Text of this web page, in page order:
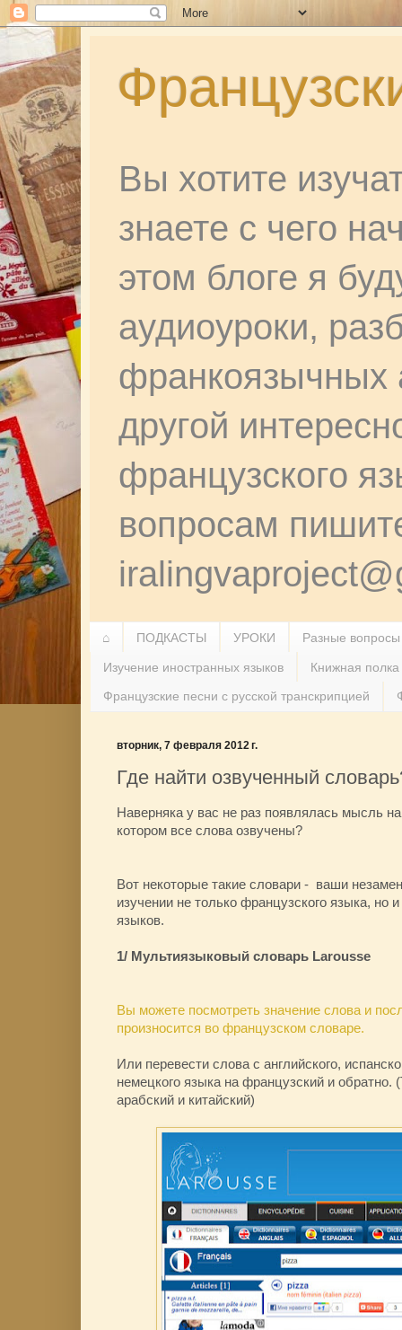
Вы хотите
знаете с чего
этом блоге я
аудиоуроки,
франкоязычных
другой
французского
вопросам
⌂ ПОДКАСТЫ УРОКИ Разные вопросы
Изучение иностранных языков Книжная полка
Французские песни с русской транскрипцией
вторник, 7 февраля 2012 г.
Где найти озвученный
Наверняка у вас не раз появлялась мысль
котором все слова озвучены?
Вот некоторые такие словари - ваши
изучении не только французского языка, но
языков.
1/ Мультиязыковый словарь Larousse
Вы можете посмотреть значение слова и
произносится во французском словаре.
Или перевести слова с английского,
немецкого языка на французский и обратно.
арабский и китайский)